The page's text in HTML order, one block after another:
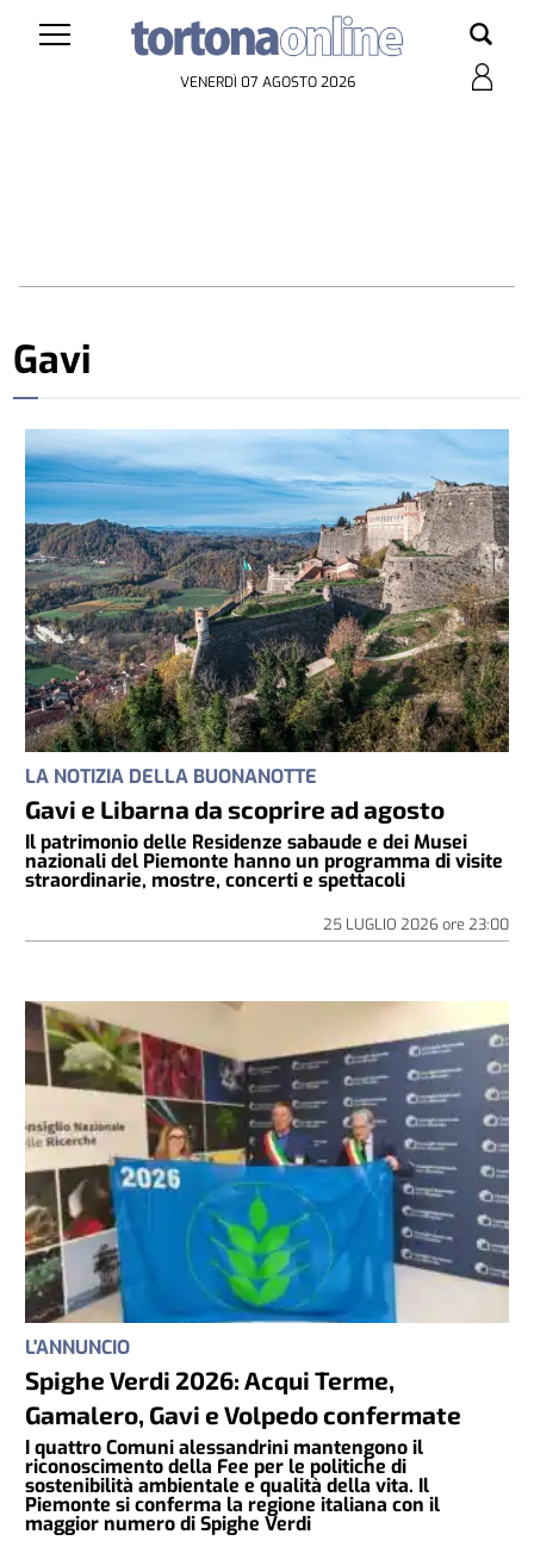
VENERDÌ 07 AGOSTO 2026
Gavi
LA NOTIZIA DELLA BUONANOTTE
Gavi e Libarna da scoprire ad agosto
Il patrimonio delle Residenze sabaude e dei Musei
nazionali del Piemonte hanno un programma di visite
straordinarie, mostre, concerti e spettacoli
25 LUGLIO 2026ore 23:00
L'ANNUNCIO
Spighe Verdi 2026: Acqui Terme,
Gamalero, Gavi e Volpedo confermate
I quattro Comuni alessandrini mantengono il
riconoscimento della Fee per le politiche di
sostenibilità ambientale e qualità della vita. Il
Piemonte si conferma la regione italiana con il
maggior numero di Spighe Verdi